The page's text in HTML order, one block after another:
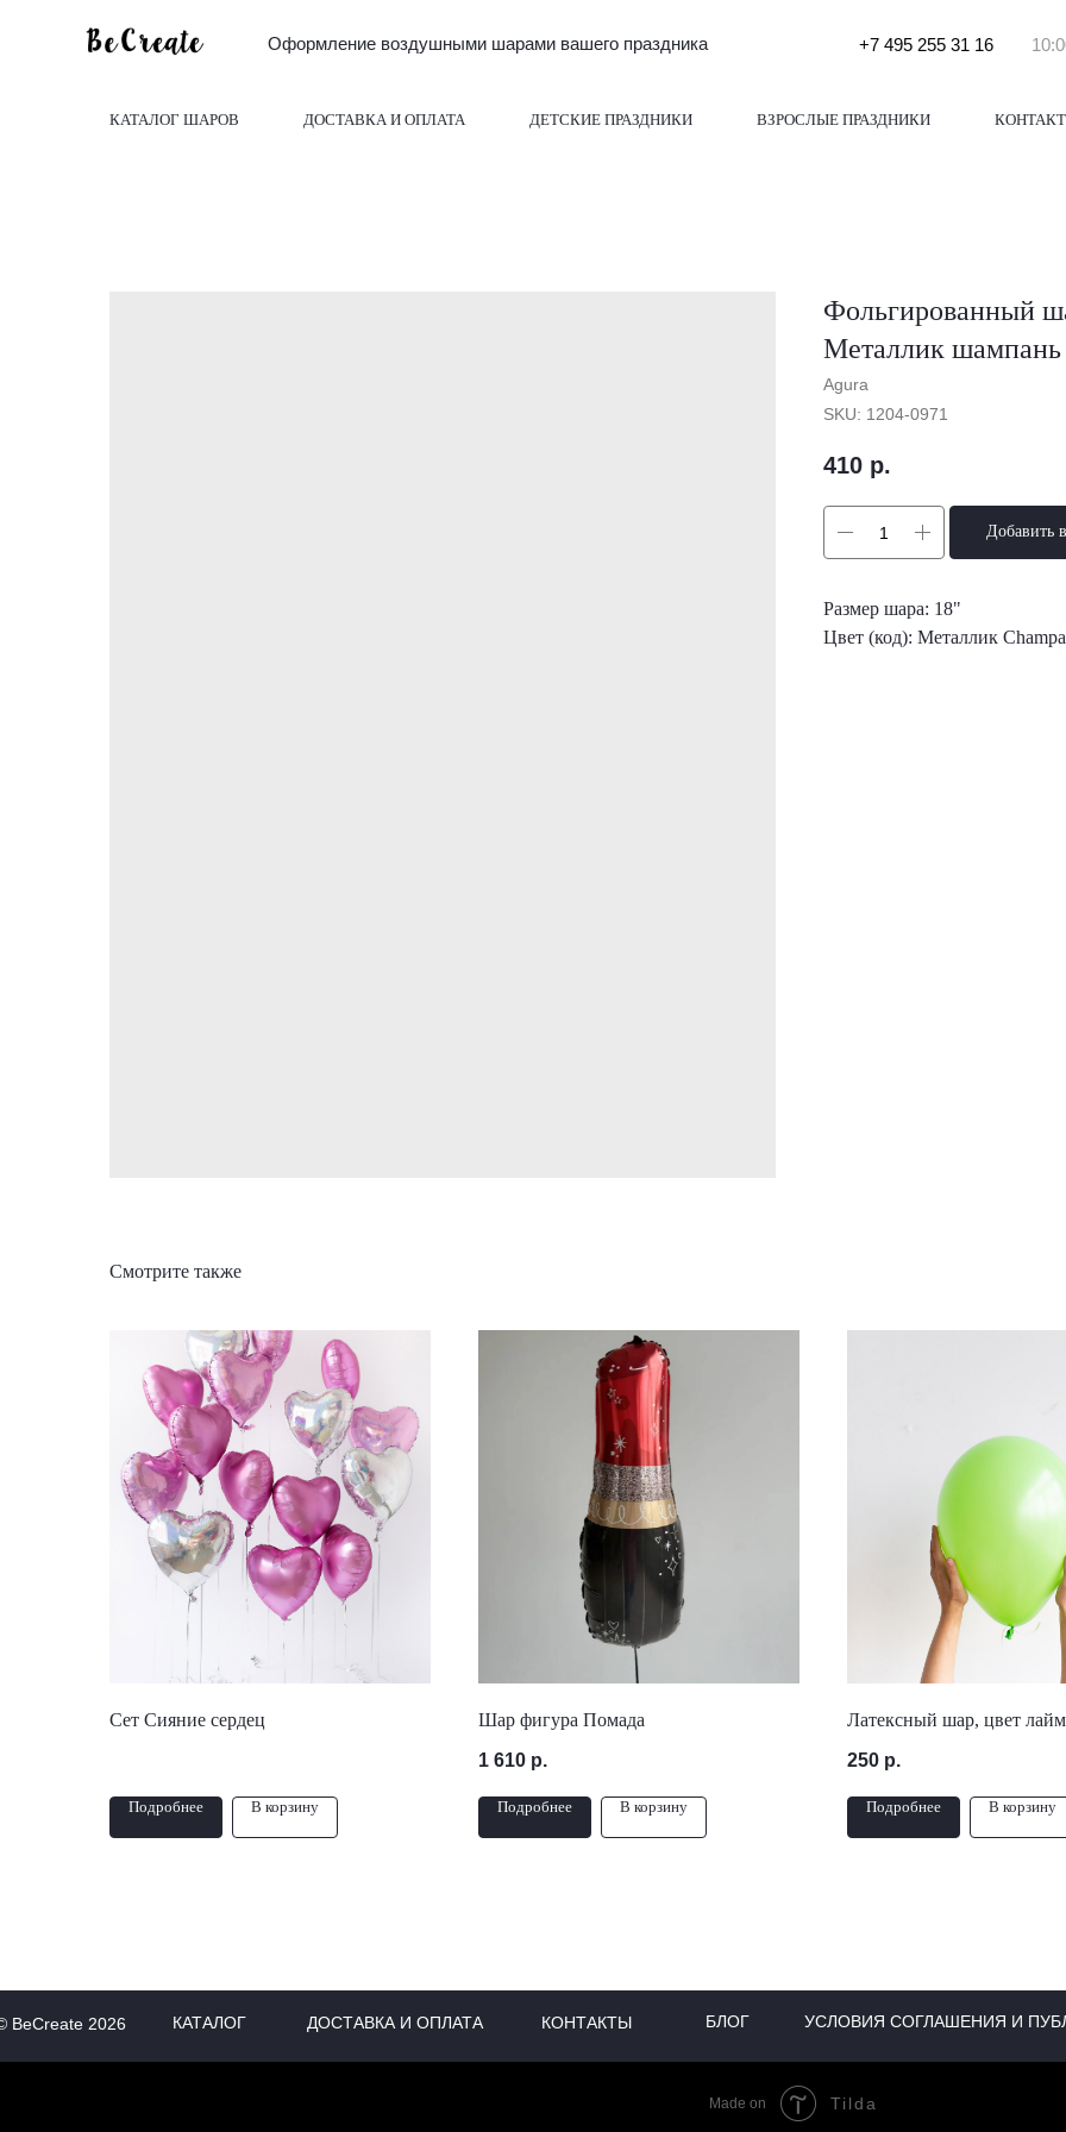
Оформление воздушными шарами вашего праздника +7 495 255 31 16
КАТАЛОГ ШАРОВ ДОСТАВКА И ОПЛАТА ДЕТСКИЕ ПРАЗДНИКИ ВЗРОСЛЫЕ ПРАЗДНИКИ
Фольгированный
Металлик шампань
Agura
SKU: 1204-0971
410 р.
Добавить
Размер шара: 18"
Цвет (код): Металлик
Смотрите также
Сет Сияние сердец
Подробнее В корзину
Шар фигура Помада
1 610 р.
Подробнее В корзину
Латексный шар, цвет
250 р.
Подробнее В корзину
КАТАЛОГ
BeCreate 2026 ДОСТАВКА И ОПЛАТА КОНТАКТЫ БЛОГ УСЛОВИЯ СОГЛАШЕНИЯ И
Made on Tilda